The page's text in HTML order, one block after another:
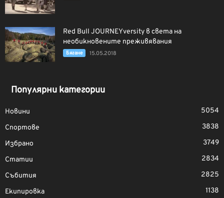
Red Bull JOURNEYversity в света на
необикновените преживявания
Бягане 15.05.2018
Популярни категории
Новини
5054
Спортове
3838
Избрано
3749
Статии
2834
Събития
2825
Екипировка
1138